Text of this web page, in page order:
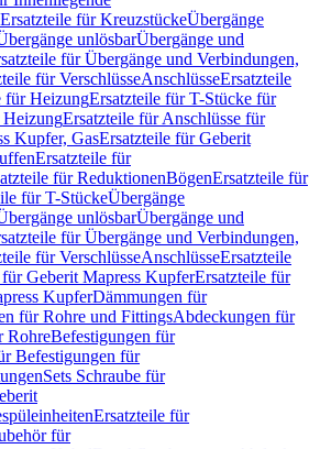
Ersatzteile für KreuzstückeÜbergänge
unlösbarÜbergänge und
für Übergänge und Verbindungen,
für VerschlüsseAnschlüsseErsatzteile
für HeizungErsatzteile für T-Stücke für
HeizungErsatzteile für Anschlüsse für
Kupfer, GasErsatzteile für Geberit
Ersatzteile für
für ReduktionenBögenErsatzteile für
für T-StückeÜbergänge
unlösbarÜbergänge und
für Übergänge und Verbindungen,
für VerschlüsseAnschlüsseErsatzteile
Geberit Mapress KupferErsatzteile für
KupferDämmungen für
für Rohre und FittingsAbdeckungen für
RohreBefestigungen für
Befestigungen für
Sets Schraube für
Ersatzteile für
für